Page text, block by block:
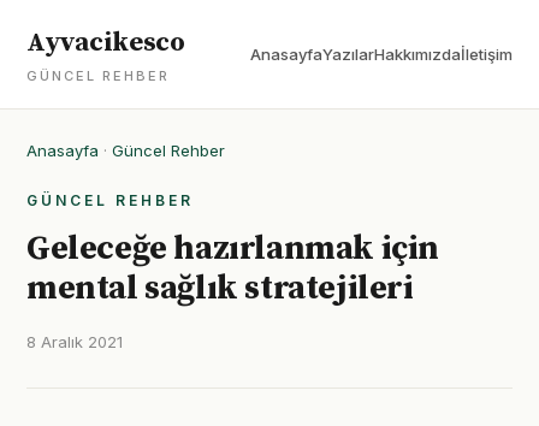
Ayvacikesco
GÜNCEL REHBER
AnasayfaYazılarHakkımızdaİletişim
Anasayfa · Güncel Rehber
GÜNCEL REHBER
Geleceğe hazırlanmak için
mental sağlık stratejileri
8 Aralık 2021